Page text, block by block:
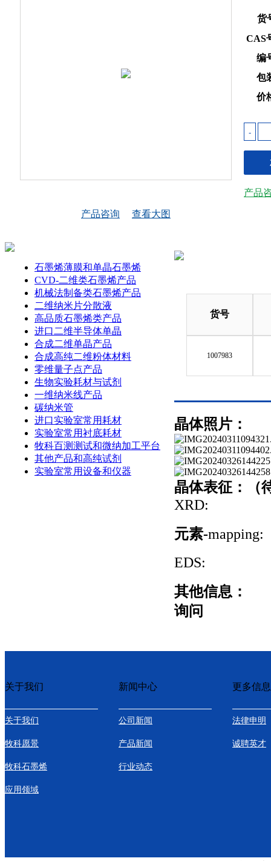
货
CAS
编
包
价
-
产品
产品咨询 查看大图
石墨烯薄膜和单晶石墨烯
CVD-二维类石墨烯产品
机械法制备类石墨烯产品
二维纳米片分散液
高品质石墨烯类产品
进口二维半导体单晶
合成二维单晶产品
合成高纯二维粉体材料
零维量子点产品
生物实验耗材与试剂
一维纳米线产品
碳纳米管
进口实验室常用耗材
实验室常用衬底耗材
牧科百测测试和微纳加工平台
其他产品和高纯试剂
实验室常用设备和仪器
货号
1007983
晶体照片：
晶体表征：（
XRD:
元素-mapping:
EDS:
其他信息：
询问
关于我们 新闻中心 更多信息
关于我们
牧科愿景
牧科石墨烯
应用领域
公司新闻
产品新闻
行业动态
法律申明
诚聘英才